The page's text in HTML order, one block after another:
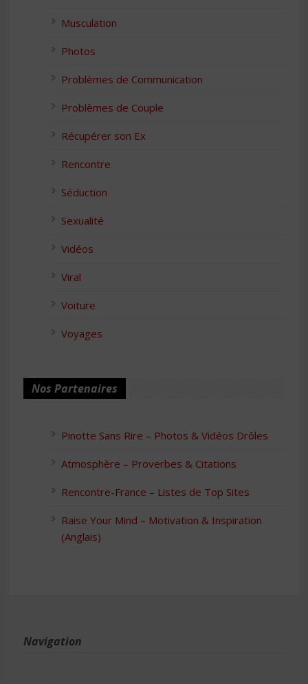
Musculation
Photos
Problèmes de Communication
Problèmes de Couple
Récupérer son Ex
Rencontre
Séduction
Sexualité
Vidéos
Viral
Voiture
Voyages
Nos Partenaires
Pinotte Sans Rire – Photos & Vidéos Drôles
Atmosphère – Proverbes & Citations
Rencontre-France – Listes de Top Sites
Raise Your Mind – Motivation & Inspiration
(Anglais)
Navigation